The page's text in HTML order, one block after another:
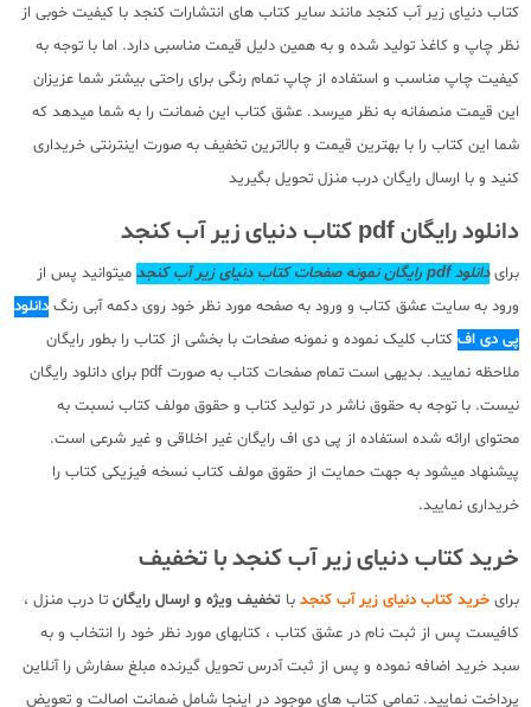
کتاب دنیای زیر آب کنجد مانند سایر کتاب های انتشارات کنجد با کیفیت خوبی از
نظر چاپ و کاغذ تولید شده و به همین دلیل قیمت مناسبی دارد. اما با توجه به
کیفیت چاپ مناسب و استفاده از چاپ تمام رنگی برای راحتی بیشتر شما عزیزان
این قیمت منصفانه به نظر میرسد. عشق کتاب این ضمانت را به شما میدهد که
شما این کتاب را با بهترین قیمت و بالاترین تخفیف به صورت اینترنتی خریداری
کنید و با ارسال رایگان درب منزل تحویل بگیرید
دانلود رایگان pdf کتاب دنیای زیر آب کنجد
برایدانلود pdf رایگان نمونه صفحات کتاب دنیای زیر آب کنجد
میتوانید پس از
ورود به سایت عشق کتاب و ورود به صفحه مورد نظر خود روی دکمه آبی رنگ دانلود
پی دی اف کتاب کلیک نموده و نمونه صفحات با بخشی از کتاب را بطور رایگان
ملاحظه نمایید. بدیهی است تمام صفحات کتاب به صورت pdf برای دانلود رایگان
نیست. با توجه به حقوق ناشر در تولید کتاب و حقوق مولف کتاب نسبت به
محتوای ارائه شده استفاده از پی دی اف رایگان غیر اخلاقی و غیر شرعی است.
پیشنهاد میشود به جهت حمایت از حقوق مولف کتاب نسخه فیزیکی کتاب را
خریداری نمایید.
خرید کتاب دنیای زیر آب کنجد با تخفیف
برای خرید کتاب دنیای زیر آب کنجد با تخفیف ویژه و ارسال رایگان تا درب منزل ،
کافیست پس از ثبت نام در عشق کتاب ، کتابهای مورد نظر خود را انتخاب و به
سبد خرید اضافه نموده و پس از ثبت آدرس تحویل گیرنده مبلغ سفارش را آنلاین
پرداخت نمایید. تمامی کتاب های موجود در اینجا شامل ضمانت اصالت و تعویض